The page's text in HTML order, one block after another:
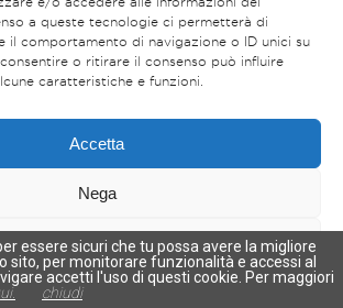
a queste tecnologie ci permetterà di
il comportamento di navigazione o ID unici su
o ritirare il consenso può influire
caratteristiche e funzioni.
Accetta
Nega
Visualizza le preferenze
Cookies Policy Privacy Policy
essere sicuri che tu possa avere la migliore
sito, per monitorare funzionalità e accessi al
accetti l'uso di questi cookie. Per maggiori
chiudi